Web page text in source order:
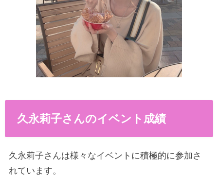
久永莉子さんのイベント成績
久永莉子さんは様々なイベントに積極的に参加さ
れています。